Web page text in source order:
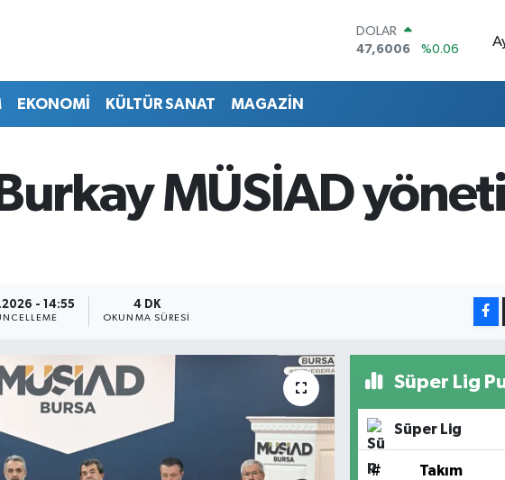
DOLAR
47,6006
%0.06
BİST100
13.799
%70
BITCOIN
EKONOMİ KÜLTÜR SANAT MAGAZİN
Burkay MÜSİAD
- 14:55 4 DK
OKUNMA SÜRESI
Süper Lig
Süper Lig
# Takım